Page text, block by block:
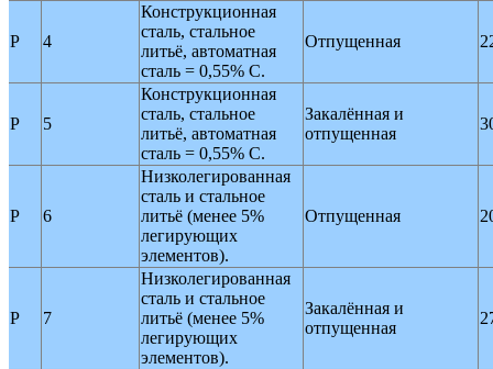
P 4
Конструкционная
сталь, стальное
литьё, автоматная
сталь = 0,55% C.
Отпущенная
P 5
Конструкционная
сталь, стальное
литьё, автоматная
сталь = 0,55% C.
Закалённая и
отпущенная
P 6
Низколегированная
сталь и стальное
литьё (менее 5%
легирующих
элементов).
Отпущенная
P 7
Низколегированная
сталь и стальное
литьё (менее 5%
легирующих
элементов).
Закалённая и
отпущенная